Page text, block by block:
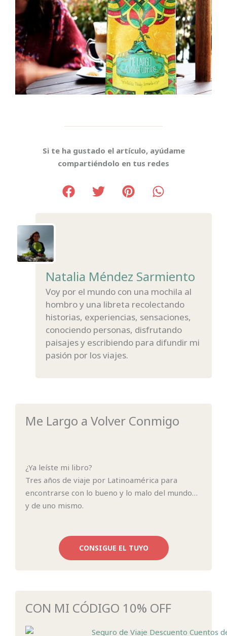
Si te ha gustado el artículo, ayúdame
compartiéndolo en tus redes
Natalia Méndez Sarmiento
Voy por el mundo con una mochila al
hombro y una libreta recolectando
historias, experiencias, sensaciones,
conociendo personas, disfrutando
paisajes y escribiendo para difundir mi
pasión por los viajes.
Me Largo a Volver Conmigo
¿Ya leíste mi libro?
Tres años de viaje por Latinoamérica para
encontrarse con lo bueno y lo malo del mundo…
y de uno mismo.
CONSIGUE EL TUYO
CON MI CÓDIGO 10% OFF